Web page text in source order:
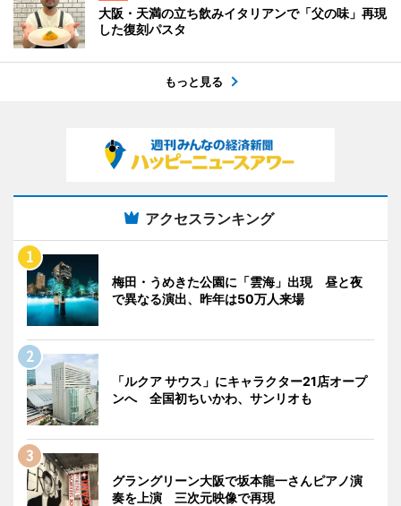
大阪・天満の立ち飲みイタリアンで「父の味」再現
した復刻パスタ
もっと見る
アクセスランキング
梅田・うめきた公園に「雲海」出現 昼と夜
で異なる演出、昨年は50万人来場
「ルクア サウス」にキャラクター21店オープ
ンへ 全国初ちいかわ、サンリオも
グラングリーン大阪で坂本龍一さんピアノ演
奏を上演 三次元映像で再現